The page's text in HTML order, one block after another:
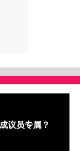
议员专属？